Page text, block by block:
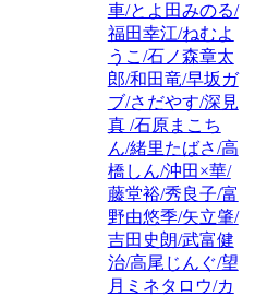
車/とよ田みのる/
福田幸江/ねむよ
うこ/石ノ森章太
郎/和田竜/早坂ガ
ブ/さだやす/深見
真 /石原まこち
ん/緒里たばさ/高
橋しん/沖田×華/
藤堂裕/秀良子/富
野由悠季/矢立肇/
吉田史朗/武富健
治/高尾じんぐ/望
月ミネタロウ/カ